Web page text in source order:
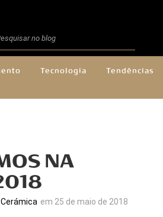
Tecnologia
Tendências
NA
em 25 de maio de 2018